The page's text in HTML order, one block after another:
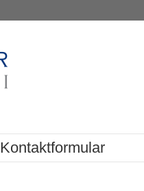
Kontaktformular